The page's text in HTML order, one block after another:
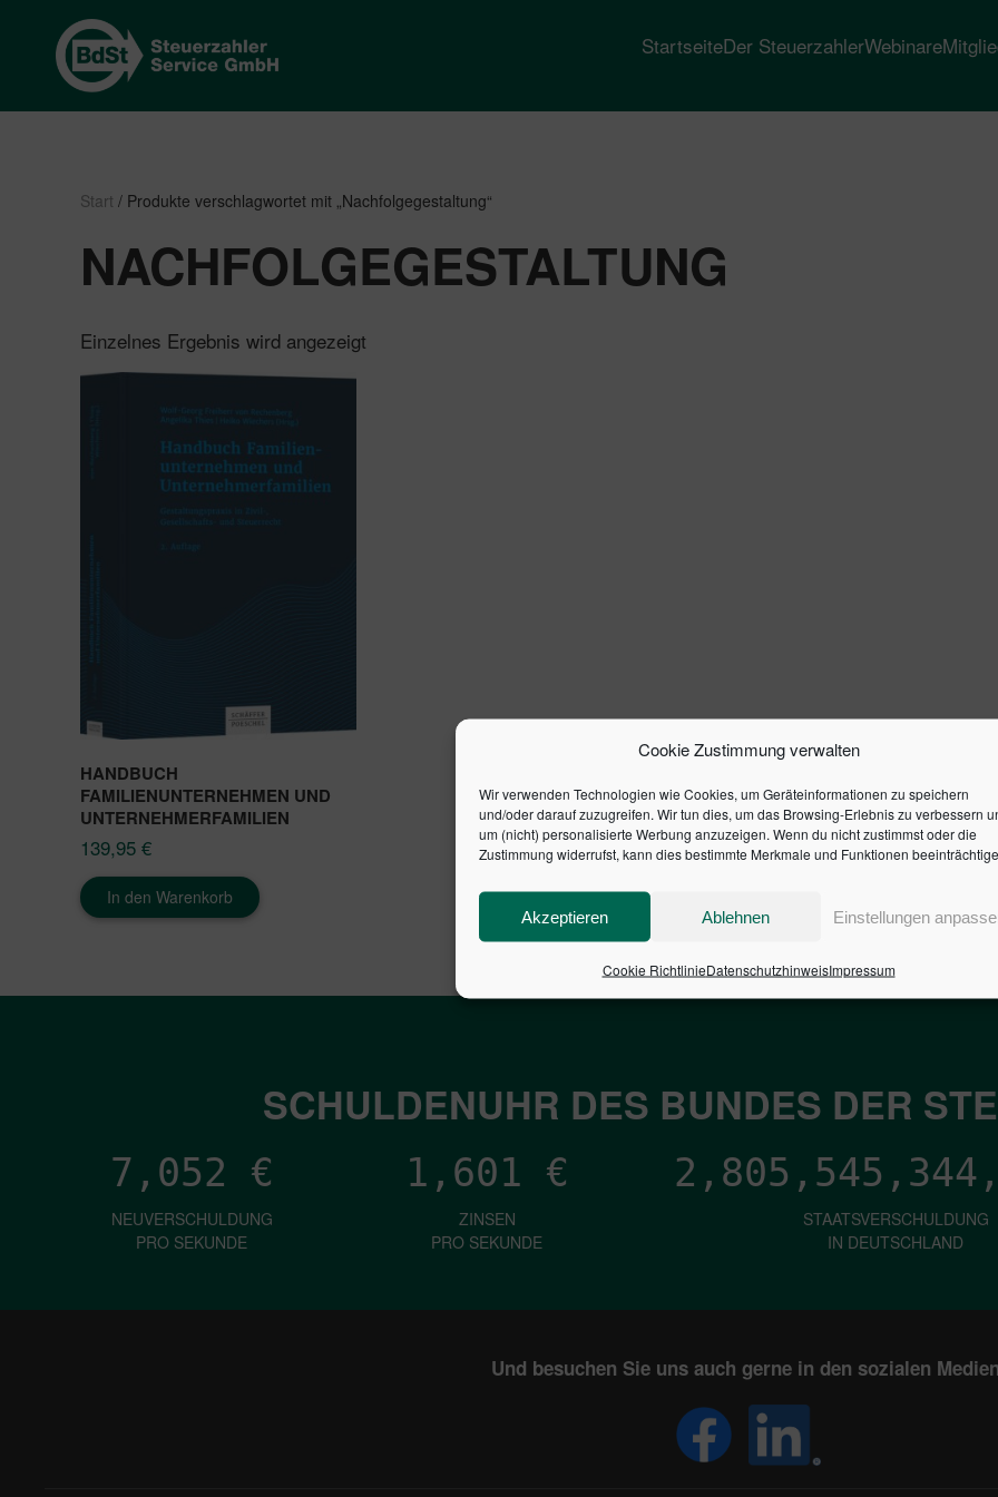
Cookie Zustimmung verwalten
Wir verwenden Technologien wie Cookies, um Geräteinformationen zu speichern
und/oder darauf zuzugreifen. Wir tun dies, um das Browsing-Erlebnis zu verbessern
um (nicht) personalisierte Werbung anzuzeigen. Wenn du nicht zustimmst oder die
Zustimmung widerrufst, kann dies bestimmte Merkmale und Funktionen
Akzeptieren Ablehnen Einstellungen
Cookie RichtlinieDatenschutzhinweisImpressum
StartseiteDer SteuerzahlerWebinare
Start / Produkte verschlagwortet mit „Nachfolgegestaltung“
NACHFOLGEGESTALTUNG
Einzelnes Ergebnis wird angezeigt
HANDBUCH
FAMILIENUNTERNEHMEN UND
UNTERNEHMERFAMILIEN
139,95 €
In den Warenkorb
SCHULDENUHR DES BUNDES DER
7,052 €
NEUVERSCHULDUNG
PRO SEKUNDE
1,601 €
ZINSEN
PRO SEKUNDE
STAATSVERSCHULDUNG
IN DEUTSCHLAND
Und besuchen Sie uns auch gerne in den sozialen